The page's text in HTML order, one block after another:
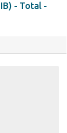
- Total -